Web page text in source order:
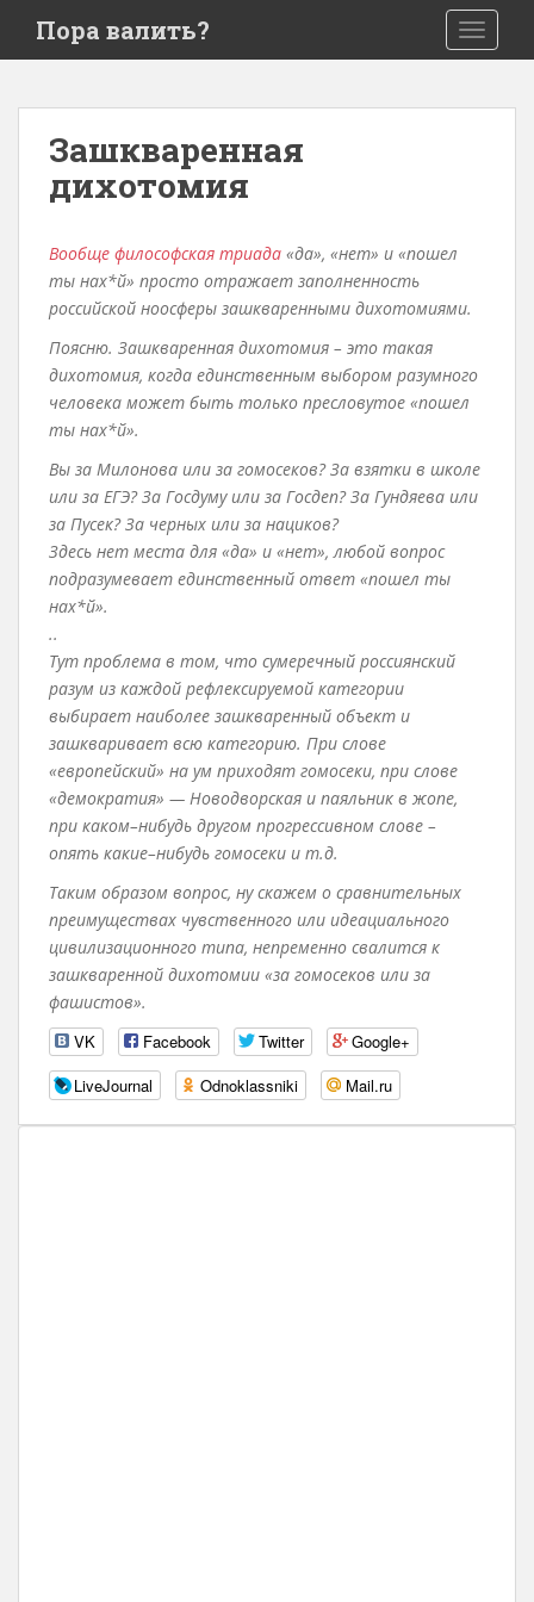
i
Пора валить?
Зашкваренная
дихотомия
Вообще философская триада «да», «нет» и «пошел
ты нах*й» просто отражает заполненность
российской ноосферы зашкваренными дихотомиями.
Поясню. Зашкваренная дихотомия – это такая
дихотомия, когда единственным выбором разумного
человека может быть только пресловутое «пошел
ты нах*й».
Вы за Милонова или за гомосеков? За взятки в школе
или за ЕГЭ? За Госдуму или за Госдеп? За Гундяева или
за Пусек? За черных или за нациков?
Здесь нет места для «да» и «нет», любой вопрос
подразумевает единственный ответ «пошел ты
нах*й».
..
Тут проблема в том, что сумеречный россиянский
разум из каждой рефлексируемой категории
выбирает наиболее зашкваренный объект и
зашкваривает всю категорию. При слове
«европейский» на ум приходят гомосеки, при слове
«демократия» — Новодворская и паяльник в жопе,
при каком–нибудь другом прогрессивном слове –
опять какие–нибудь гомосеки и т.д.
Таким образом вопрос, ну скажем о сравнительных
преимуществах чувственного или идеациального
цивилизационного типа, непременно свалится к
зашкваренной дихотомии «за гомосеков или за
фашистов».
VK
Facebook Twitter
Google+
LiveJournal
Odnoklassniki Mail.ru